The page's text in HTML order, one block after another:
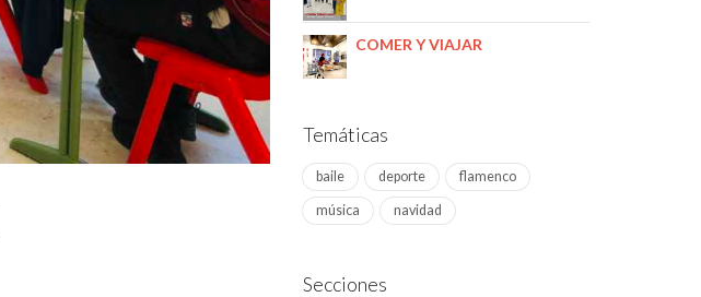
COMER Y VIAJAR
Temáticas
baile deporte flamenco
música navidad
Secciones